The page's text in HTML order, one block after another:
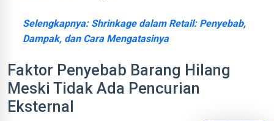
Selengkapnya: Shrinkage dalam Retail: Penyebab,
Dampak, dan Cara Mengatasinya
Faktor Penyebab Barang Hilang
Meski Tidak Ada Pencurian
Eksternal